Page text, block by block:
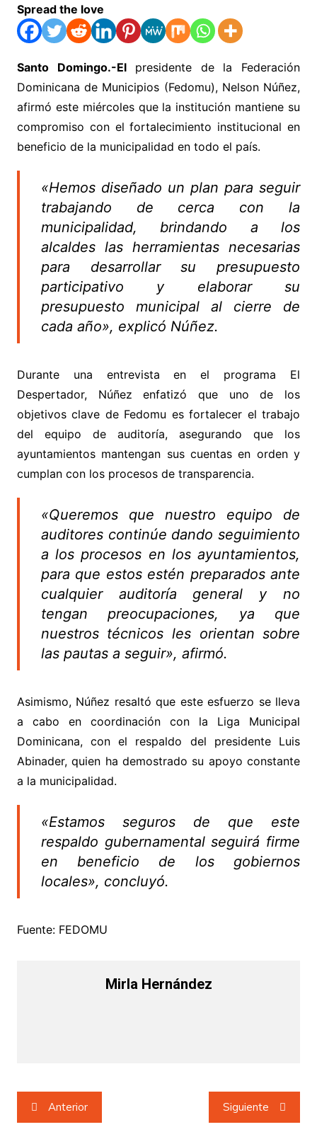
Spread the love
Santo Domingo.-Elpresidente de la Federación
Dominicana de Municipios (Fedomu), Nelson Núñez,
afirmó este miércoles que la institución mantiene su
compromiso con el fortalecimiento institucional en
beneficio de la municipalidad en todo el país.
«Hemos diseñado un plan para seguir
trabajando de cerca con la
municipalidad, brindando a los
alcaldes las herramientas necesarias
para desarrollar su presupuesto
participativo y elaborar su
presupuesto municipal al cierre de
cada año», explicó Núñez.
Durante una entrevista en el programa El
Despertador, Núñez enfatizó que uno de los
objetivos clave de Fedomu es fortalecer el trabajo
del equipo de auditoría, asegurando que los
ayuntamientos mantengan sus cuentas en orden y
cumplan con los procesos de transparencia.
«Queremos que nuestro equipo de
auditores continúe dando seguimiento
a los procesos en los ayuntamientos,
para que estos estén preparados ante
cualquier auditoría general y no
tengan preocupaciones, ya que
nuestros técnicos les orientan sobre
las pautas a seguir», afirmó.
Asimismo, Núñez resaltó que este esfuerzo se lleva
a cabo en coordinación con la Liga Municipal
Dominicana, con el respaldo del presidente Luis
Abinader, quien ha demostrado su apoyo constante
a la municipalidad.
«Estamos seguros de que este
respaldo gubernamental seguirá firme
en beneficio de los gobiernos
locales», concluyó.
Fuente: FEDOMU
Mirla Hernández
Navegación
de
Anterior Siguiente